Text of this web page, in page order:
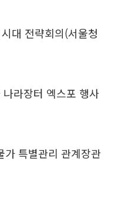
대 전략회의(서울청
라장터 엑스포 행사
특별관리 관계장관